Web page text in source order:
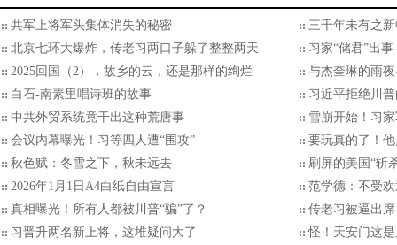
共军上将军头集体消失的秘密
三千年未有之
北京七环大爆炸，传老习两口子躲了整整两天
习家“储君”出
2025回国（2），故乡的云，还是那样的绚烂
与杰奎琳的雨
白石-南素里唱诗班的故事
习近平拒绝川普
中共外贸系统竟干出这种荒唐事
雪崩开始！习
会议内幕曝光！习等四人遭“围攻”
要玩真的了！
秋色赋：冬雪之下，秋未远去
刷屏的美国“斩
2026年1月1日A4白纸自由宣言
范学德：不受
真相曝光！所有人都被川普“骗”了？
传老习被逼出
习晋升两名新上将，这堆疑问大了
怪！天安门这